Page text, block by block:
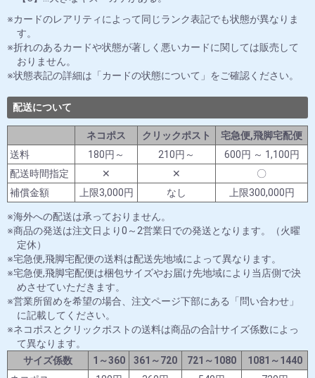
カードのレアリティによって同じランク表記でも状態が異なりま
す。
折れのあるカードや状態が著しく悪いカードに関しては販売して
おりません。
状態表記の詳細は「カードの状態について」をご確認ください。
配送について
ネコポス クリックポスト
宅急便,飛脚宅配便
送料
180円～ 210円～
600円 ～ 1,100円
配送時間指定
✕ ✕
〇
補償金額
上限3,000円 なし 上限300,000円
海外への配送は承っておりません。
商品の発送は注文日より0～2営業日での発送となります。（火曜
定休）
宅急便,飛脚宅配便の送料は配送先地域によって異なります。
宅急便,飛脚宅配便は梱包サイズやお届け先地域により当店側で決
めさせていただきます。
営業所留めを希望の場合、注文ページ下部にある「問い合わせ」
に記載してください。
ネコポスとクリックポストの送料は商品の合計サイズ係数によっ
て異なります。
サイズ係数
1～360 361～720 721～1080
1081～1440